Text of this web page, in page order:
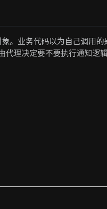
。业务代码以为自己调用的
理决定要不要执行通知逻辑